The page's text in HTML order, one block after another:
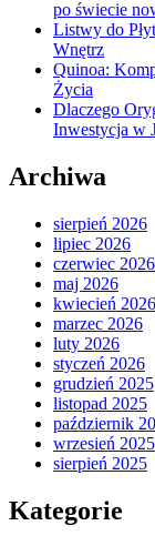
po świecie
Listwy do
Wnętrz
Quinoa:
Życia
Dlaczego
Inwestycja w
Archiwa
sierpień 2026
lipiec 2026
czerwiec 2026
maj 2026
kwiecień 2026
marzec 2026
luty 2026
styczeń 2026
grudzień 2025
listopad 2025
październik
wrzesień 2025
sierpień 2025
Kategorie